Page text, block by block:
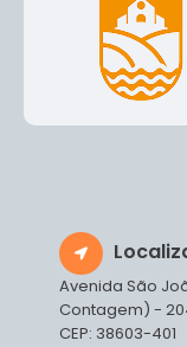
Avenida São
Contagem) -
CEP: 38603-401